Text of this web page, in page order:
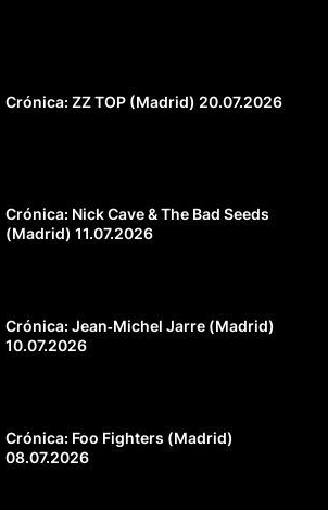
Crónica: ZZ TOP (Madrid) 20.07.2026
Crónica: Nick Cave & The Bad Seeds
(Madrid) 11.07.2026
Crónica: Jean‐Michel Jarre (Madrid)
10.07.2026
Crónica: Foo Fighters (Madrid)
08.07.2026